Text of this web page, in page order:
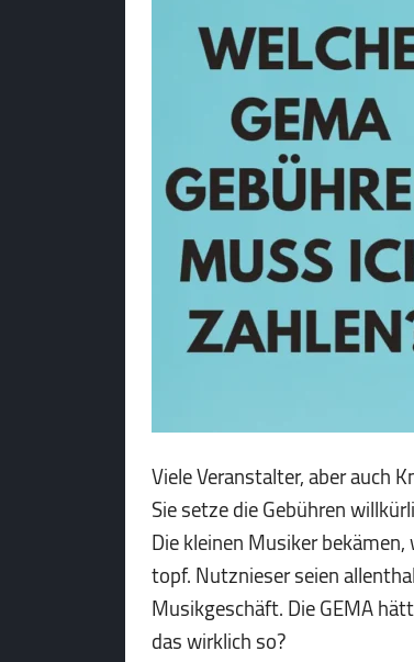
Viele Veranstalter, aber auch
Sie setze die Gebühren
Die kleinen Musiker
topf. Nutznieser seien
Musikgeschäft. Die GEMA
das wirklich so?